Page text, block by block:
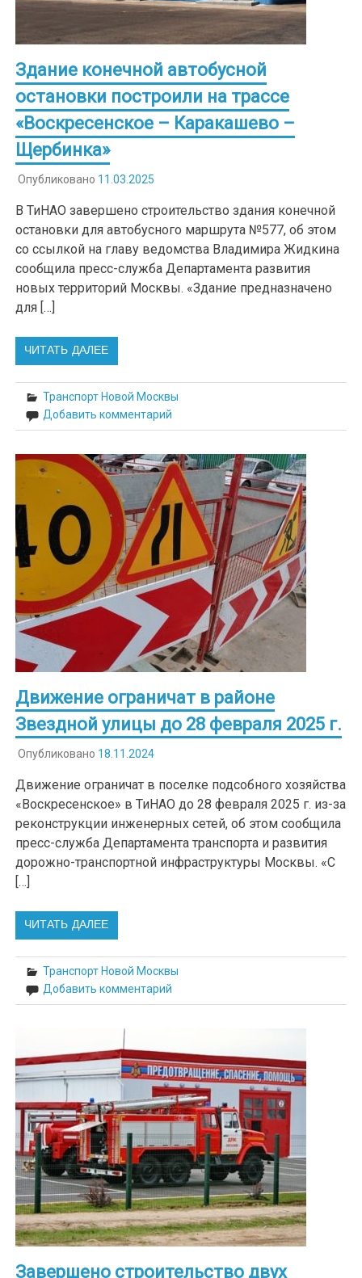
Здание конечной автобусной
остановки построили на трассе
«Воскресенское – Каракашево –
Щербинка»
Опубликовано 11.03.2025
В ТиНАО завершено строительство здания конечной
остановки для автобусного маршрута №577, об этом
со ссылкой на главу ведомства Владимира Жидкина
сообщила пресс-служба Департамента развития
новых территорий Москвы. «Здание предназначено
для […]
ЧИТАТЬ ДАЛЕЕ
Транспорт Новой Москвы
Добавить комментарий
Движение ограничат в районе
Звездной улицы до 28 февраля 2025 г.
Опубликовано 18.11.2024
Движение ограничат в поселке подсобного хозяйства
«Воскресенское» в ТиНАО до 28 февраля 2025 г. из-за
реконструкции инженерных сетей, об этом сообщила
пресс-служба Департамента транспорта и развития
дорожно-транспортной инфраструктуры Москвы. «С
[…]
ЧИТАТЬ ДАЛЕЕ
Транспорт Новой Москвы
Добавить комментарий
Завершено строительство двух